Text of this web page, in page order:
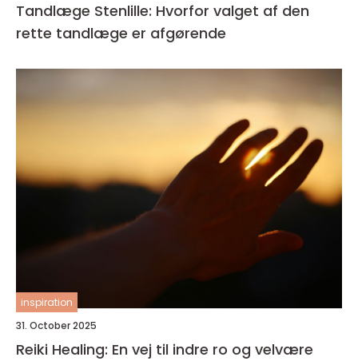
Tandlæge Stenlille: Hvorfor valget af den
rette tandlæge er afgørende
inspiration
31. October 2025
Reiki Healing: En vej til indre ro og velvære